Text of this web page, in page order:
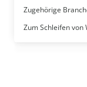
Zugehörige
Zum Schleifen von